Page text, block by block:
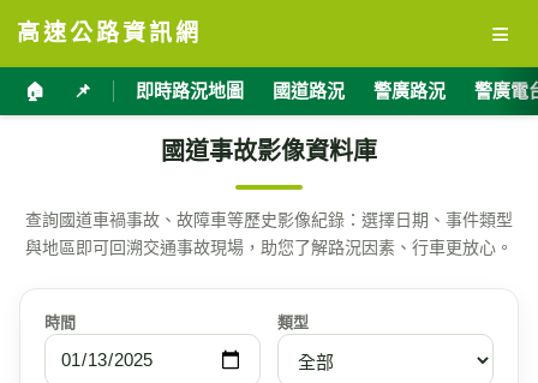
高速公路資訊網 ≡
🏠 📌 即時路況地圖 國道路況 警廣路況 警廣電
國道事故影像資料庫
查詢國道車禍事故、故障車等歷史影像紀錄：選擇日期、事件類型
與地區即可回溯交通事故現場，助您了解路況因素、行車更放心。
時間 類型